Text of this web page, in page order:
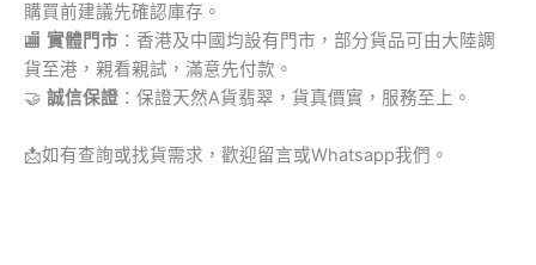
購買前建議先確認庫存。
🏬 實體門市 ：香港及中國均設有門市，部分貨品可由大陸調
貨至港，親看親試，滿意先付款。
🤝 誠信保證 ：保證天然A貨翡翠，貨真價實，服務至上。
📩如有查詢或找貨需求，歡迎留言或Whatsapp我們。